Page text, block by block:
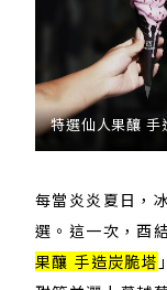
特選仙人果釀 手
每當炎炎夏日，
選。這一次，酉
果釀 手造炭脆塔